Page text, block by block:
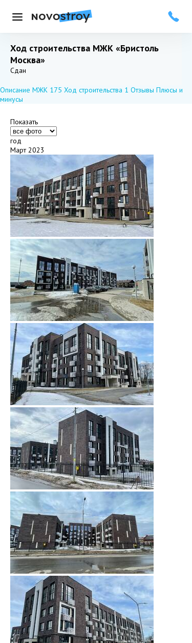
Меню
Ход строительства МЖК «Бристоль
Москва»
Добавить в избранное
Подписаться
Сдан
Описание МЖК 175 Ход строительства 1 Отзывы Плюсы и
минусы
Показать
год
Март 2023